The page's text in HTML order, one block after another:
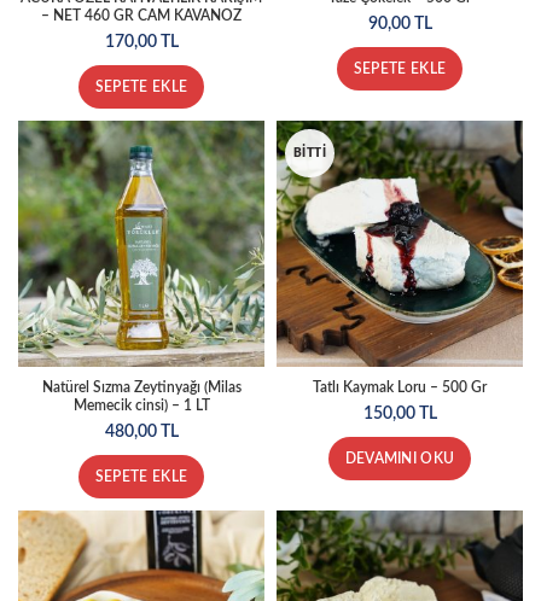
– NET 460 GR CAM KAVANOZ
170,00 TL
SEPETE EKLE
90,00 TL
SEPETE EKLE
Natürel Sızma Zeytinyağı (Milas
Memecik cinsi) – 1 LT
480,00 TL
SEPETE EKLE
BITTI
Tatlı Kaymak Loru – 500 Gr
150,00 TL
DEVAMINI OKU